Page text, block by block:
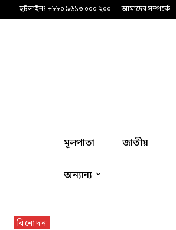
হটলাইনঃ +৮৮০ ৯৬১৩ ০০০ ২০০ আমাদের সম্পর্কে
মূলপাতা জাতীয়
অন্যান্য
বিনোদন